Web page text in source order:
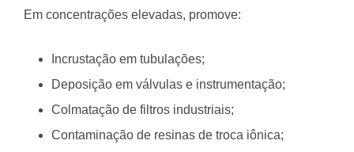
Em concentrações elevadas, promove:
Incrustação em tubulações;
Deposição em válvulas e instrumentação;
Colmatação de filtros industriais;
Contaminação de resinas de troca iônica;